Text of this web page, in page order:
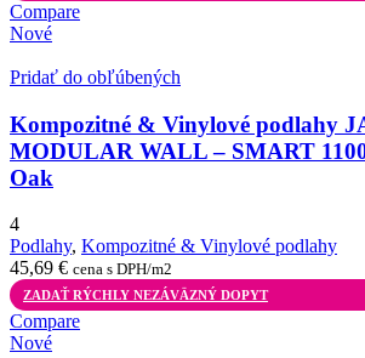
Compare
Nové
Pridať do obľúbených
Kompozitné & Vinylové podlahy
MODULAR WALL – SMART
Oak
4
Podlahy, Kompozitné & Vinylové podlahy
45,69 € cena s DPH/m2
ZADAŤ RÝCHLY NEZÁVÄZNÝ DOPYT
Compare
Nové